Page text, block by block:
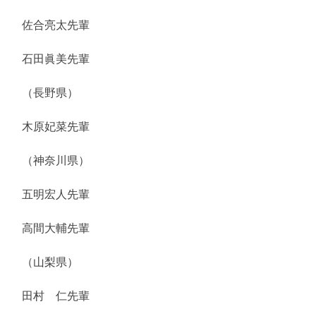
佐合亮太先輩
石田眞美先輩
（長野県）
木原妃菜先輩
（神奈川県）
五明宏人先輩
高間大輔先輩
（山梨県）
田村 仁先輩